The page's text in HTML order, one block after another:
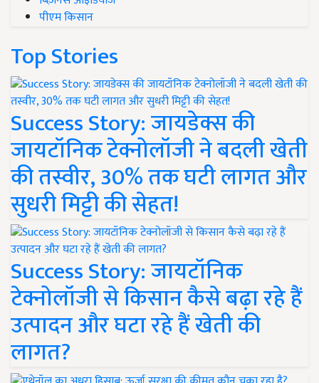
पीएम किसान
Top Stories
Success Story: जायडेक्स की
जायटॉनिक टेक्नोलॉजी ने बदली खेती
की तस्वीर, 30% तक घटी लागत और
सुधरी मिट्टी की सेहत!
Success Story: जायटॉनिक
टेक्नोलॉजी से किसान कैसे बढ़ा रहे हैं
उत्पादन और घटा रहे हैं खेती की
लागत?